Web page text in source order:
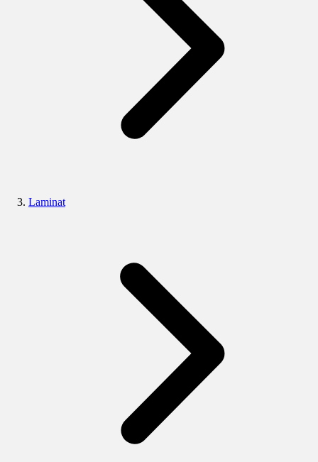
Laminat